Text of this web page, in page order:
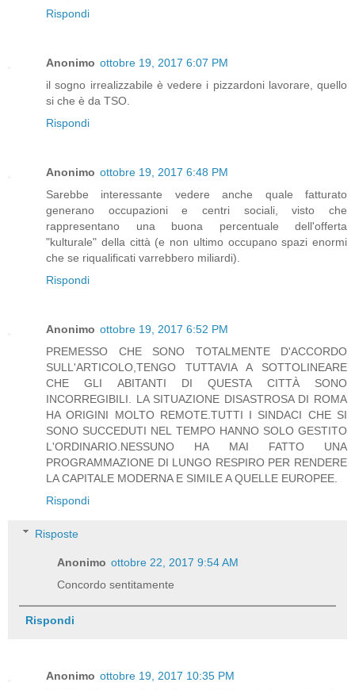
Rispondi
Anonimo ottobre 19, 2017 6:07 PM
il sogno irrealizzabile è vedere i pizzardoni lavorare, quello
si che è da TSO.
Rispondi
Anonimo ottobre 19, 2017 6:48 PM
Sarebbe interessante vedere anche quale fatturato
generano occupazioni e centri sociali, visto che
rappresentano una buona percentuale dell'offerta
"kulturale" della città (e non ultimo occupano spazi enormi
che se riqualificati varrebbero miliardi).
Rispondi
Anonimo ottobre 19, 2017 6:52 PM
PREMESSO CHE SONO TOTALMENTE D'ACCORDO
SULL'ARTICOLO,TENGO TUTTAVIA A SOTTOLINEARE
CHE GLI ABITANTI DI QUESTA CITTÀ SONO
INCORREGIBILI. LA SITUAZIONE DISASTROSA DI ROMA
HA ORIGINI MOLTO REMOTE.TUTTI I SINDACI CHE SI
SONO SUCCEDUTI NEL TEMPO HANNO SOLO GESTITO
L'ORDINARIO.NESSUNO HA MAI FATTO UNA
PROGRAMMAZIONE DI LUNGO RESPIRO PER RENDERE
LA CAPITALE MODERNA E SIMILE A QUELLE EUROPEE.
Rispondi
Risposte
Anonimo ottobre 22, 2017 9:54 AM
Concordo sentitamente
Rispondi
Anonimo ottobre 19, 2017 10:35 PM